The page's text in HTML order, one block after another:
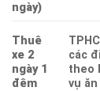
ngày)
Thuê
xe 2
ngày 1
đêm
các
theo
vụ